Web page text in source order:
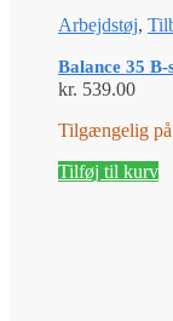
Arbejdstøj,
Balance 35 B-
kr. 539.00
Tilgængelig på
Tilføj til kurv